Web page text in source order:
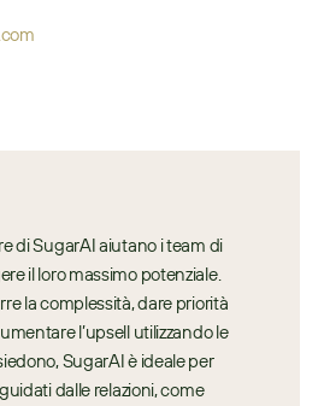
di SugarAI aiutano i team di
il loro massimo potenziale.
la complessità, dare priorità
l’upsell utilizzando le
SugarAI è ideale per
dalle relazioni, come